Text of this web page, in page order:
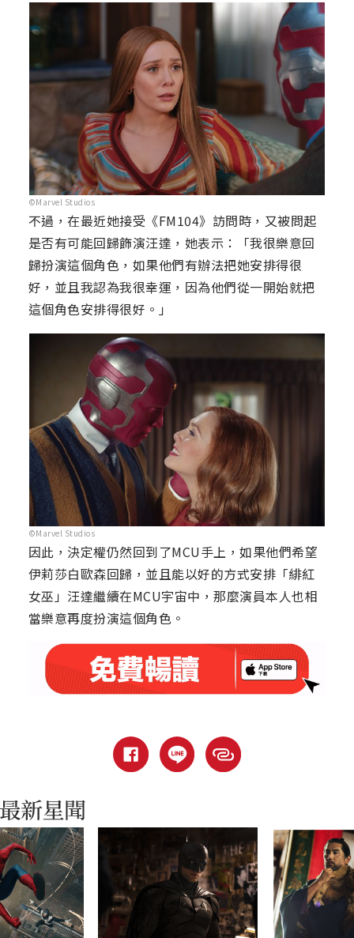
©Marvel Studios
不過，在最近她接受《FM104》訪問時，又被問起
是否有可能回歸飾演汪達，她表示：「我很樂意回
歸扮演這個角色，如果他們有辦法把她安排得很
好，並且我認為我很幸運，因為他們從一開始就把
這個角色安排得很好。」
©Marvel Studios
因此，決定權仍然回到了MCU手上，如果他們希望
伊莉莎白歐森回歸，並且能以好的方式安排「緋紅
女巫」汪達繼續在MCU宇宙中，那麼演員本人也相
當樂意再度扮演這個角色。